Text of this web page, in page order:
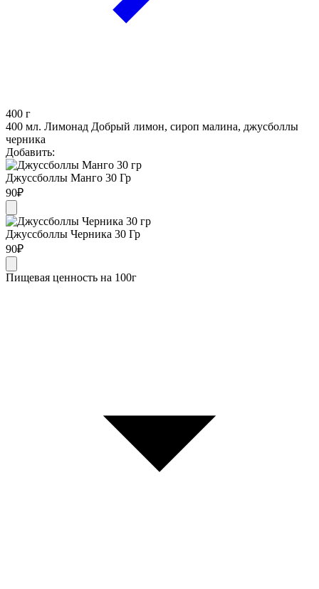
400 г
400 мл. Лимонад Добрый лимон, сироп малина, джусболлы
черника
Добавить:
Джуссболлы Манго 30 Гр
90₽
Джуссболлы Черника 30 Гр
90₽
Пищевая ценность на 100г